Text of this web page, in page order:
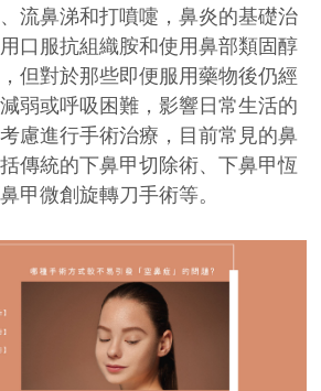
流鼻涕和打噴嚏，鼻炎的基礎治
口服抗組織胺和使用鼻部類固醇
但對於那些即便服用藥物後仍經
弱或呼吸困難，影響日常生活的
慮進行手術治療，目前常見的鼻
傳統的下鼻甲切除術、下鼻甲恆
甲微創旋轉刀手術等。